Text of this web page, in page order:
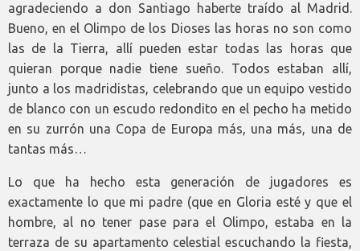
agradeciendo a don Santiago haberte traído al Madrid.
Bueno, en el Olimpo de los Dioses las horas no son como
las de la Tierra, allí pueden estar todas las horas que
quieran porque nadie tiene sueño. Todos estaban allí,
junto a los madridistas, celebrando que un equipo vestido
de blanco con un escudo redondito en el pecho ha metido
en su zurrón una Copa de Europa más, una más, una de
tantas más…
Lo que ha hecho esta generación de jugadores es
exactamente lo que mi padre (que en Gloria esté y que el
hombre, al no tener pase para el Olimpo, estaba en la
terraza de su apartamento celestial escuchando la fiesta,